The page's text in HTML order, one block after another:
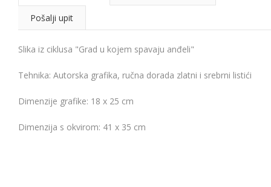
Pošalji upit
Slika iz ciklusa "Grad u kojem spavaju anđeli"
Tehnika: Autorska grafika, ručna dorada zlatni i srebrni listići
Dimenzije grafike: 18 x 25 cm
Dimenzija s okvirom: 41 x 35 cm